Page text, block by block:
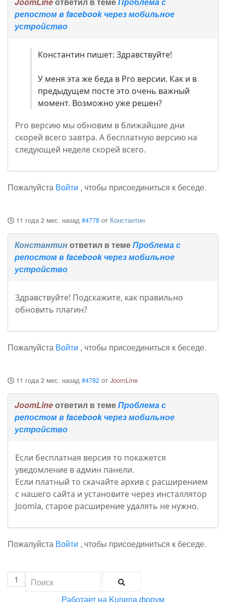
репостом в facebook через мобильное
устройство
Константин пишет: Здравствуйте!
У меня эта же беда в Pro версии. Как и в
предыдущем посте это очень важный
момент. Возможно уже решен?
Pro версию мы обновим в ближайшие дни
скорей всего завтра. А бесплатную версию на
следующей неделе скорей всего.
Пожалуйста Войти , чтобы присоединиться к беседе.
11 года 2 мес. назад #4778 от Константин
Константинответил в темеПроблема с
репостом в facebook через мобильное
устройство
Здравствуйте! Подскажите, как правильно
обновить плагин?
Пожалуйста Войти , чтобы присоединиться к беседе.
11 года 2 мес. назад #4782 от JoomLine
JoomLineответил в темеПроблема с
репостом в facebook через мобильное
устройство
Если бесплатная версия то покажется
уведомление в админ панели.
Если платный то скачайте архив с расширением
с нашего сайта и установите через инсталлятор
Joomla, старое расширение удалять не нужно.
Пожалуйста Войти , чтобы присоединиться к беседе.
1
Работает на Kunena форум